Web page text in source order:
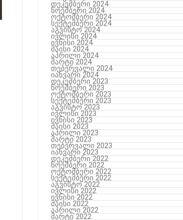
დეკემბერი 2024
ნოემბერი 2024
ოქტომბერი 2024
სექტემბერი 2024
აგვისტო 2024
ივლისი 2024
ივნისი 2024
მაისი 2024
აპრილი 2024
მარტი 2024
თებერვალი 2024
იანვარი 2024
დეკემბერი 2023
ნოემბერი 2023
ოქტომბერი 2023
სექტემბერი 2023
აგვისტო 2023
ივლისი 2023
ივნისი 2023
მაისი 2023
აპრილი 2023
მარტი 2023
თებერვალი 2023
იანვარი 2023
დეკემბერი 2022
ნოემბერი 2022
ოქტომბერი 2022
სექტემბერი 2022
აგვისტო 2022
ივლისი 2022
ივნისი 2022
მაისი 2022
აპრილი 2022
მარტი 2022